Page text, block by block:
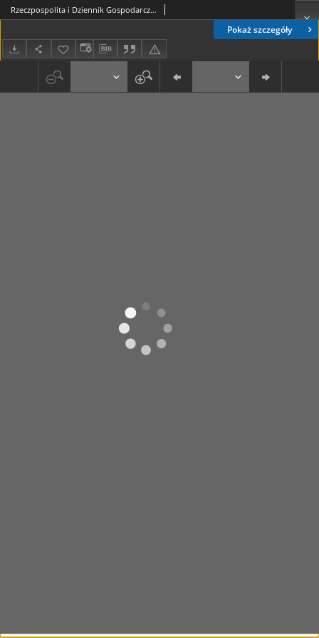
Pokaż szczegóły
Rzeczpospolita i Dziennik Gospodarczy. R. 4, nr 344 (17 grudnia 1947)